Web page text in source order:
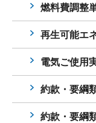
燃料費調整
再生可能エ
電気ご使用
約款・要綱
約款・要綱